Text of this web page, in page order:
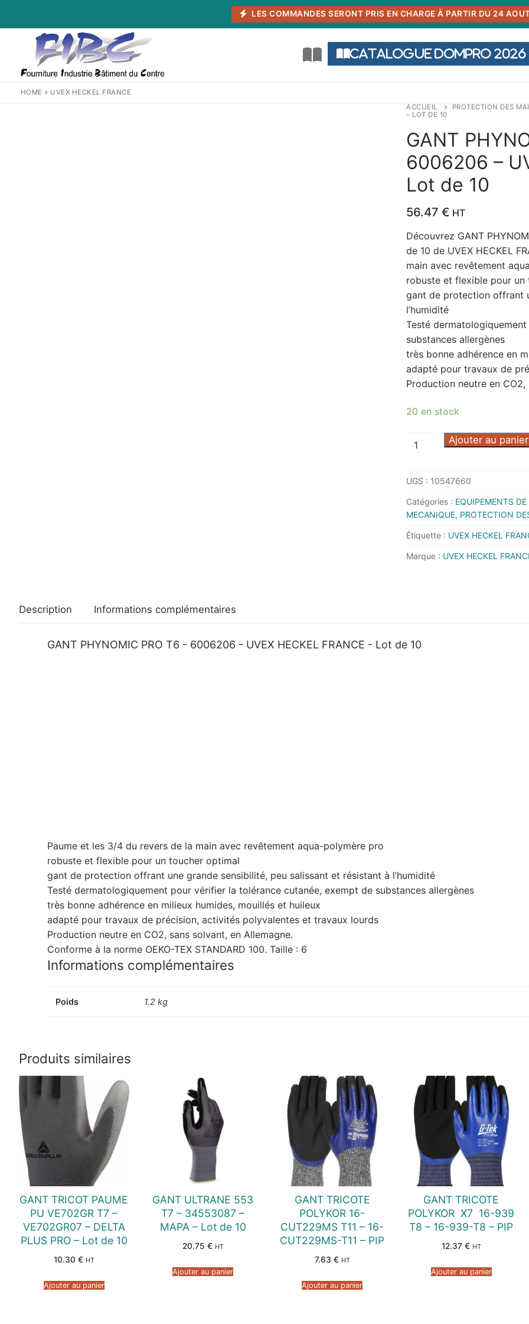
LES COMMANDES SERONT PRIS EN CHARGE À PARTIR DU 24
Catalogue DOMPRO 2026
HOME » UVEX HECKEL FRANCE
ACCUEIL
PROTECTION DES
– LOT DE 10
GANT
6006206 –
Lot de 10
56.47 € HT
Découvrez GANT
de 10 de UVEX HECKEL
main avec revêtement
robuste et flexible pour un
gant de protection offrant
l’humidité
Testé
substances allergènes
très bonne adhérence en
adapté pour travaux de
Production neutre en
20 en stock
quantité
PHYNOMIC
PRO
T6
-
6006206
-
de
Ajouter au panier
UGS : 10547660
Catégories : EQUIPEMENTS
MECANIQUE, PROTECTION
Étiquette : UVEX HECKEL
Marque : UVEX HECKEL
Description Informations complémentaires
GANT PHYNOMIC PRO T6 - 6006206 - UVEX HECKEL FRANCE - Lot de 10
Paume et les 3/4 du revers de la main avec revêtement aqua-polymère pro
robuste et flexible pour un toucher optimal
gant de protection offrant une grande sensibilité, peu salissant et résistant à l’humidité
Testé dermatologiquement pour vérifier la tolérance cutanée, exempt de substances allergènes
très bonne adhérence en milieux humides, mouillés et huileux
adapté pour travaux de précision, activités polyvalentes et travaux lourds
Production neutre en CO2, sans solvant, en Allemagne.
Conforme à la norme OEKO-TEX STANDARD 100. Taille : 6
Informations complémentaires
Poids 1.2 kg
Produits similaires
GANT TRICOT PAUME
PU VE702GR T7 –
VE702GR07 – DELTA
PLUS PRO – Lot de 10
10.30 € HT
Ajouter au panier
GANT ULTRANE 553
T7 – 34553087 –
MAPA – Lot de 10
20.75 € HT
Ajouter au panier
GANT TRICOTE
POLYKOR 16-
CUT229MS T11 – 16-
CUT229MS-T11 – PIP
7.63 € HT
Ajouter au panier
GANT TRICOTE
POLYKOR  X7  16-939
T8 – 16-939-T8 – PIP
12.37 € HT
Ajouter au panier